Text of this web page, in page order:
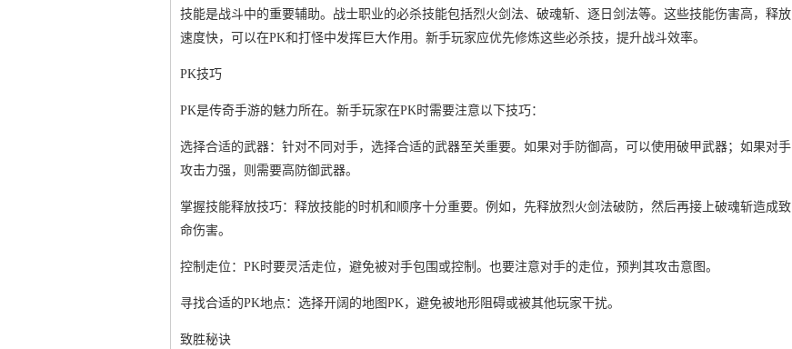
技能是战斗中的重要辅助。战士职业的必杀技能包括烈火剑法、破魂斩、逐日剑法等。这些技能伤害高，释放
速度快，可以在PK和打怪中发挥巨大作用。新手玩家应优先修炼这些必杀技，提升战斗效率。
PK技巧
PK是传奇手游的魅力所在。新手玩家在PK时需要注意以下技巧：
选择合适的武器：针对不同对手，选择合适的武器至关重要。如果对手防御高，可以使用破甲武器；如果对手
攻击力强，则需要高防御武器。
掌握技能释放技巧：释放技能的时机和顺序十分重要。例如，先释放烈火剑法破防，然后再接上破魂斩造成致
命伤害。
控制走位：PK时要灵活走位，避免被对手包围或控制。也要注意对手的走位，预判其攻击意图。
寻找合适的PK地点：选择开阔的地图PK，避免被地形阻碍或被其他玩家干扰。
致胜秘诀